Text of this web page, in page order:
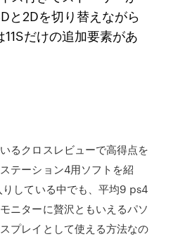
と2Dを切り替えながら
だけの追加要素があ
るクロスレビューで高得点を
テーション4用ソフトを紹
している中でも、平均9 ps4
ニターに贅沢ともいえるパソ
プレイとして使える方法なの